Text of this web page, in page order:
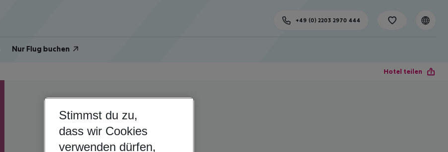
Nur Flug buchen
+49 (0) 2203 2970 444
Hotel teilen
Stimmst du zu,
dass wir Cookies
verwenden dürfen,